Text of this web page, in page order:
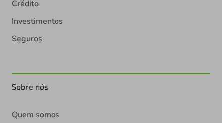
Crédito
Investimentos
Seguros
Sobre nós
Quem somos